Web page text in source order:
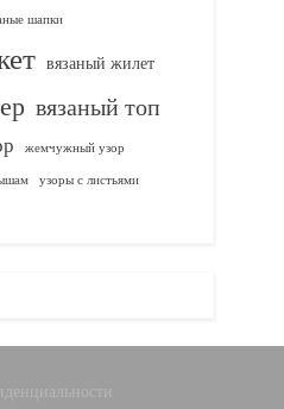
шапки
вязаный жилет
вязаный топ
жемчужный узор
узоры с листьями